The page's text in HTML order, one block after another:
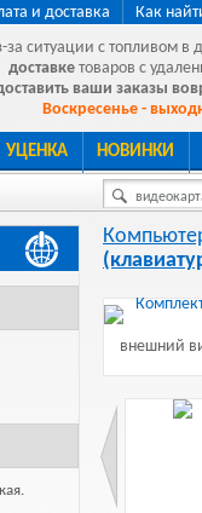
и доставка Как
за ситуации с топливом в
доставке товаров с
ваши заказы
Воскресенье -
УЦЕНКА НОВИНКИ
внешний